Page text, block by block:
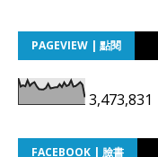
PAGEVIEW | 點閱
3,473,831
FACEBOOK | 臉書